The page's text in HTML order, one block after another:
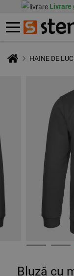
Livrare
HAINE DE
Bluză cu